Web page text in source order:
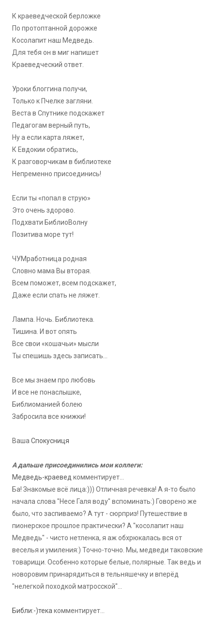
К краеведческой берложке
По протоптанной дорожке
Косолапит наш Медведь.
Для тебя он в миг напишет
Краеведческий ответ.
Уроки блоггина получи,
Только к Пчелке загляни.
Веста в Спутнике подскажет
Педагогам верный путь,
Ну а если карта ляжет,
К Евдокии обратись,
К разговорчикам в библиотеке
Непременно присоединись!
Если ты «попал в струю»
Это очень здорово.
Подхвати БиблиоВолну
Позитива море тут!
ЧУМработница родная
Словно мама Вы вторая.
Всем поможет, всем подскажет,
Даже если спать не ляжет.
Лампа. Ночь. Библиотека.
Тишина. И вот опять
Все свои «кошачьи» мысли
Ты спешишь здесь записать…
Все мы знаем про любовь
И все не понаслышке,
Библиоманией болею
Забросила все книжки!
Ваша Спокусниця
А дальше присоединились мои коллеги:
Медведь-краевед комментирует...
Ба! Знакомые всё лица:))) Отличная речевка! А я-то было
начала слова "Несе Галя воду" вспоминать:) Говорено же
было, что заспиваемо? А тут - сюрприз! Путешествие в
пионерское прошлое практически? А "косолапит наш
Медведь" - чисто нетленка, я аж обхрюкалась вся от
веселья и умиления:) Точно-точно. Мы, медведи таковские
товарищи. Особенно которые белые, полярные. Так ведь и
новоровим принарядиться в тельняшечку и вперёд
"нелегкой походкой матросской"...
Библи:-)тека комментирует...